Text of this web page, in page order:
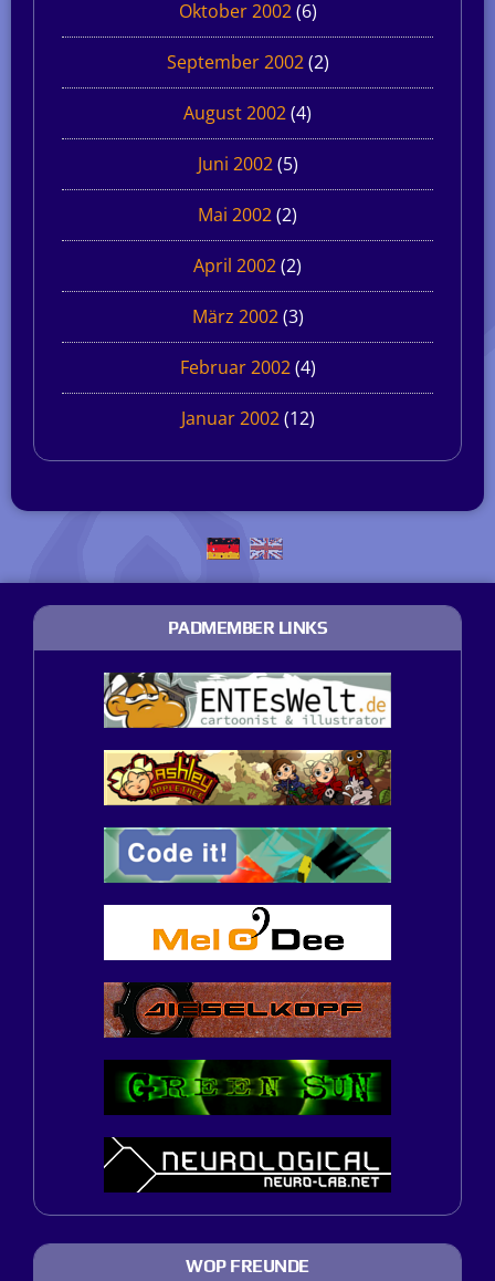
Oktober 2002(6)
September 2002(2)
August 2002(4)
Juni 2002(5)
Mai 2002(2)
April 2002(2)
März 2002(3)
Februar 2002(4)
Januar 2002(12)
PADMEMBER LINKS
WOP FREUNDE